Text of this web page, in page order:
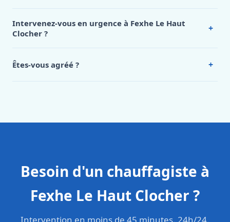
Le Haut Clocher, appelez le 0472 53 24 26.
Intervenez-vous en urgence à Fexhe Le Haut
Clocher ?
+
Êtes-vous agréé ? +
Besoin d'un chauffagiste à
Fexhe Le Haut Clocher ?